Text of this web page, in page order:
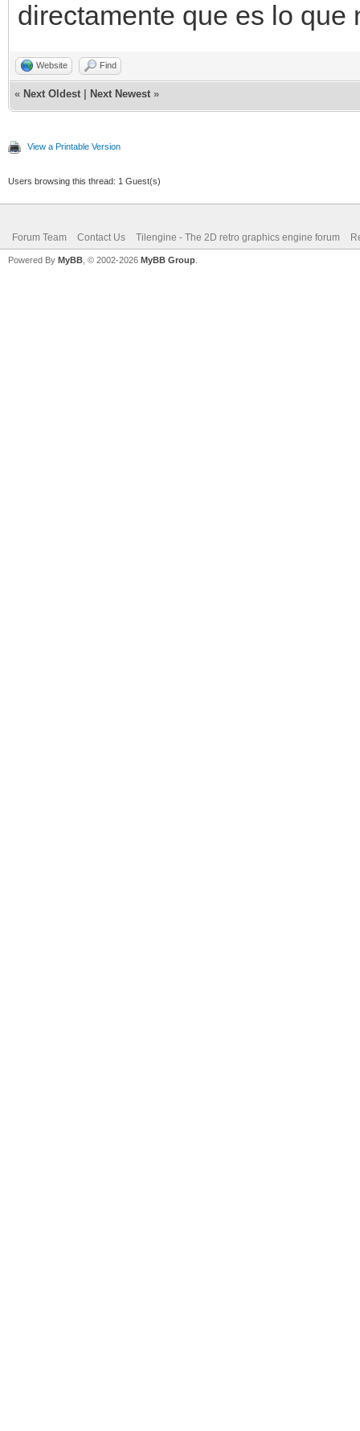
directamente que es lo que
Website Find
« Next Oldest Next Newest »
View a Printable Version
Users browsing this thread: 1 Guest(s)
Forum Team Contact Us Tilengine - The 2D retro graphics engine forum
Powered By MyBB , © 2002-2026 MyBB Group